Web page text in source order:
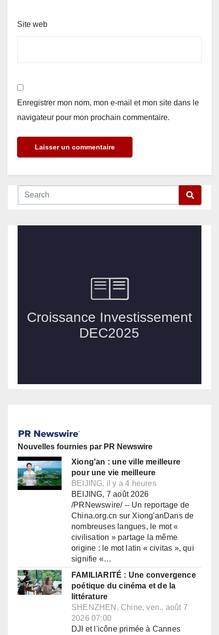
Site web
Enregistrer mon nom, mon e-mail et mon site dans le
navigateur pour mon prochain commentaire.
Nouvelles fournies par PR Newswire
Xiong'an : une ville meilleure
pour une vie meilleure
BEIJING, il y a 4 heures
BEIJING, 7 août 2026
/PRNewswire/ -- Un reportage de
China.org.cn sur Xiong'anDans de
nombreuses langues, le mot «
civilisation » partage la même
origine : le mot latin « civitas », qui
signifie «…
FAMILIARITÉ : Une convergence
poétique du cinéma et de la
littérature
SHENZHEN, Chine, ven., août 7
2026 07:00
DJI et l'icône primée à Cannes